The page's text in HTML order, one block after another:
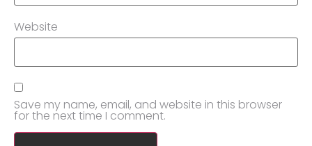
Website
Save my name, email, and website in this browser
for the next time I comment.